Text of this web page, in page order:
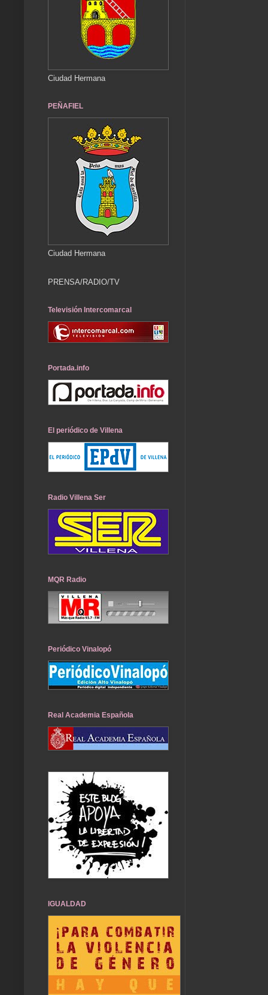
Ciudad Hermana
PEÑAFIEL
Ciudad Hermana
PRENSA/RADIO/TV
Televisión Intercomarcal
Portada.info
El periódico de Villena
Radio Villena Ser
MQR Radio
Periódico Vinalopó
Real Academia Española
IGUALDAD